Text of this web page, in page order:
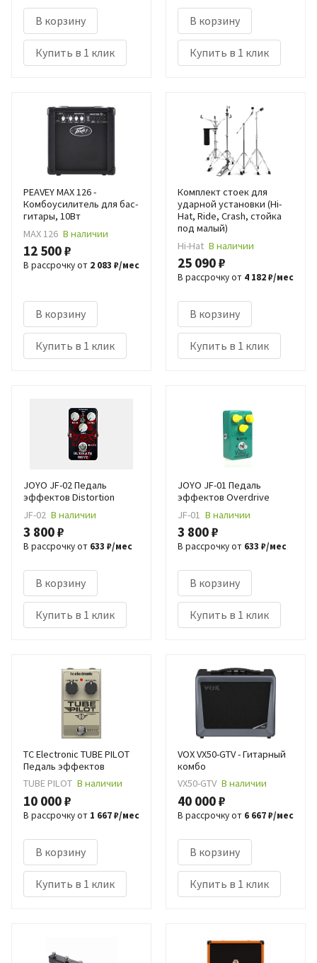
В корзину
Купить в 1 клик
В корзину
Купить в 1 клик
PEAVEY MAX 126 -
Комбоусилитель для бас-
гитары, 10Вт
MAX 126 В наличии
12 500 ₽
В рассрочку от 2 083 ₽/мес
В корзину
Купить в 1 клик
Комплект стоек для
ударной установки (Hi-
Hat, Ride, Crash, стойка
под малый)
Hi-Hat В наличии
25 090 ₽
В рассрочку от 4 182 ₽/мес
В корзину
Купить в 1 клик
JOYO JF-02 Педаль
эффектов Distortion
JF-02 В наличии
3 800 ₽
В рассрочку от 633 ₽/мес
В корзину
Купить в 1 клик
JOYO JF-01 Педаль
эффектов Overdrive
JF-01 В наличии
3 800 ₽
В рассрочку от 633 ₽/мес
В корзину
Купить в 1 клик
TC Electronic TUBE PILOT
Педаль эффектов
TUBE PILOT В наличии
10 000 ₽
В рассрочку от 1 667 ₽/мес
В корзину
Купить в 1 клик
VOX VX50-GTV - Гитарный
комбо
VX50-GTV В наличии
40 000 ₽
В рассрочку от 6 667 ₽/мес
В корзину
Купить в 1 клик